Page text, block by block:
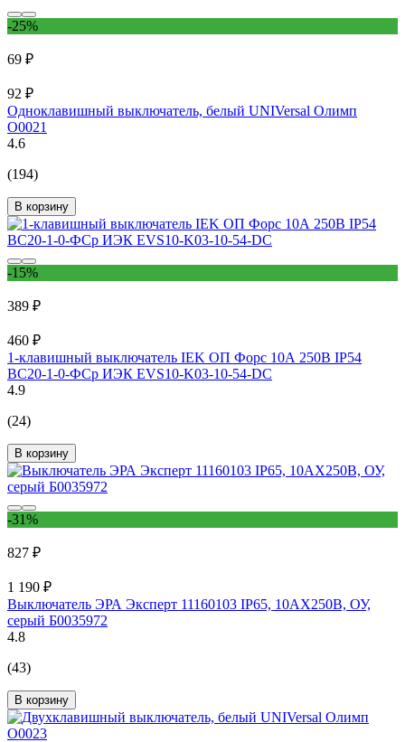
-25%
69 ₽
92 ₽
Одноклавишный выключатель, белый UNIVersal Олимп
О0021
4.6
(194)
В корзину
-15%
389 ₽
460 ₽
1-клавишный выключатель IEK ОП Форс 10А 250В IP54
BC20-1-0-ФСр ИЭК EVS10-K03-10-54-DC
4.9
(24)
В корзину
-31%
827 ₽
1 190 ₽
Выключатель ЭРА Эксперт 11160103 IP65, 10АХ250В, ОУ,
серый Б0035972
4.8
(43)
В корзину